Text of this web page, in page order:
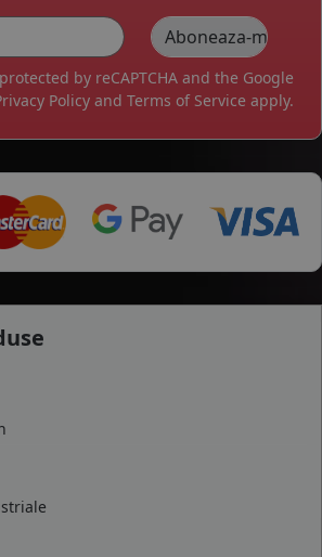
by reCAPTCHA and the Google
Policy and Terms of Service apply.